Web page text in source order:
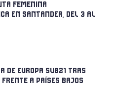
FEMENINA
EN SANTANDER, DEL 3 AL
DE EUROPA SUB21 TRAS
A PAÍSES BAJOS